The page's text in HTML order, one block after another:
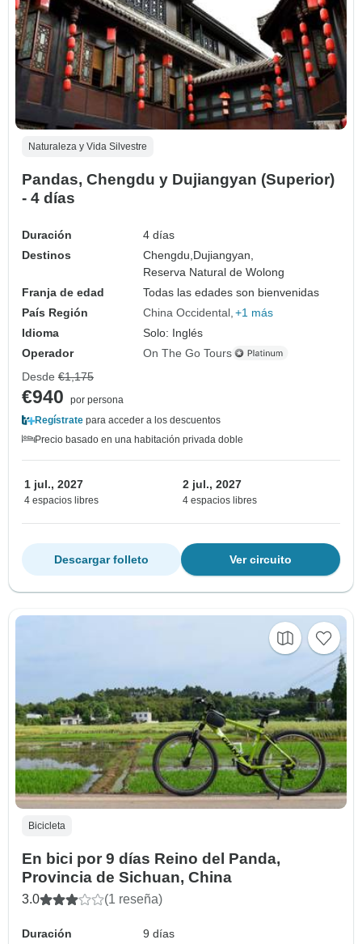
Naturaleza y Vida Silvestre
Pandas, Chengdu y Dujiangyan (Superior)
- 4 días
Duración
4 días
Destinos
Chengdu, Dujiangyan,
Reserva Natural de Wolong
Franja de edad
Todas las edades son bienvenidas
País Región
China Occidental +1 más
Idioma
Solo: Inglés
Operador
On The Go Tours
Desde €1,175
€940
por persona
Regístrate para acceder a los descuentos
Precio basado en una habitación privada doble
1 jul., 2027
4 espacios libres
2 jul., 2027
4 espacios libres
Ver circuito
Descargar folleto
Bicicleta
En bici por 9 días Reino del Panda,
Provincia de Sichuan, China
3.0 (1 reseña)
Duración
9 días